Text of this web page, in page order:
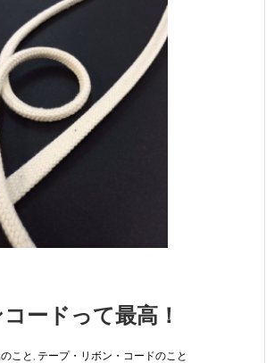
ードって最高！
こと, テープ・リボン・コードのこと